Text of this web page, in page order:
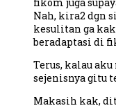
Nah, kira2 dgn
kesulitan ga
beradaptasi di
Terus, kalau
sejenisnya gitu
Makasih kak,